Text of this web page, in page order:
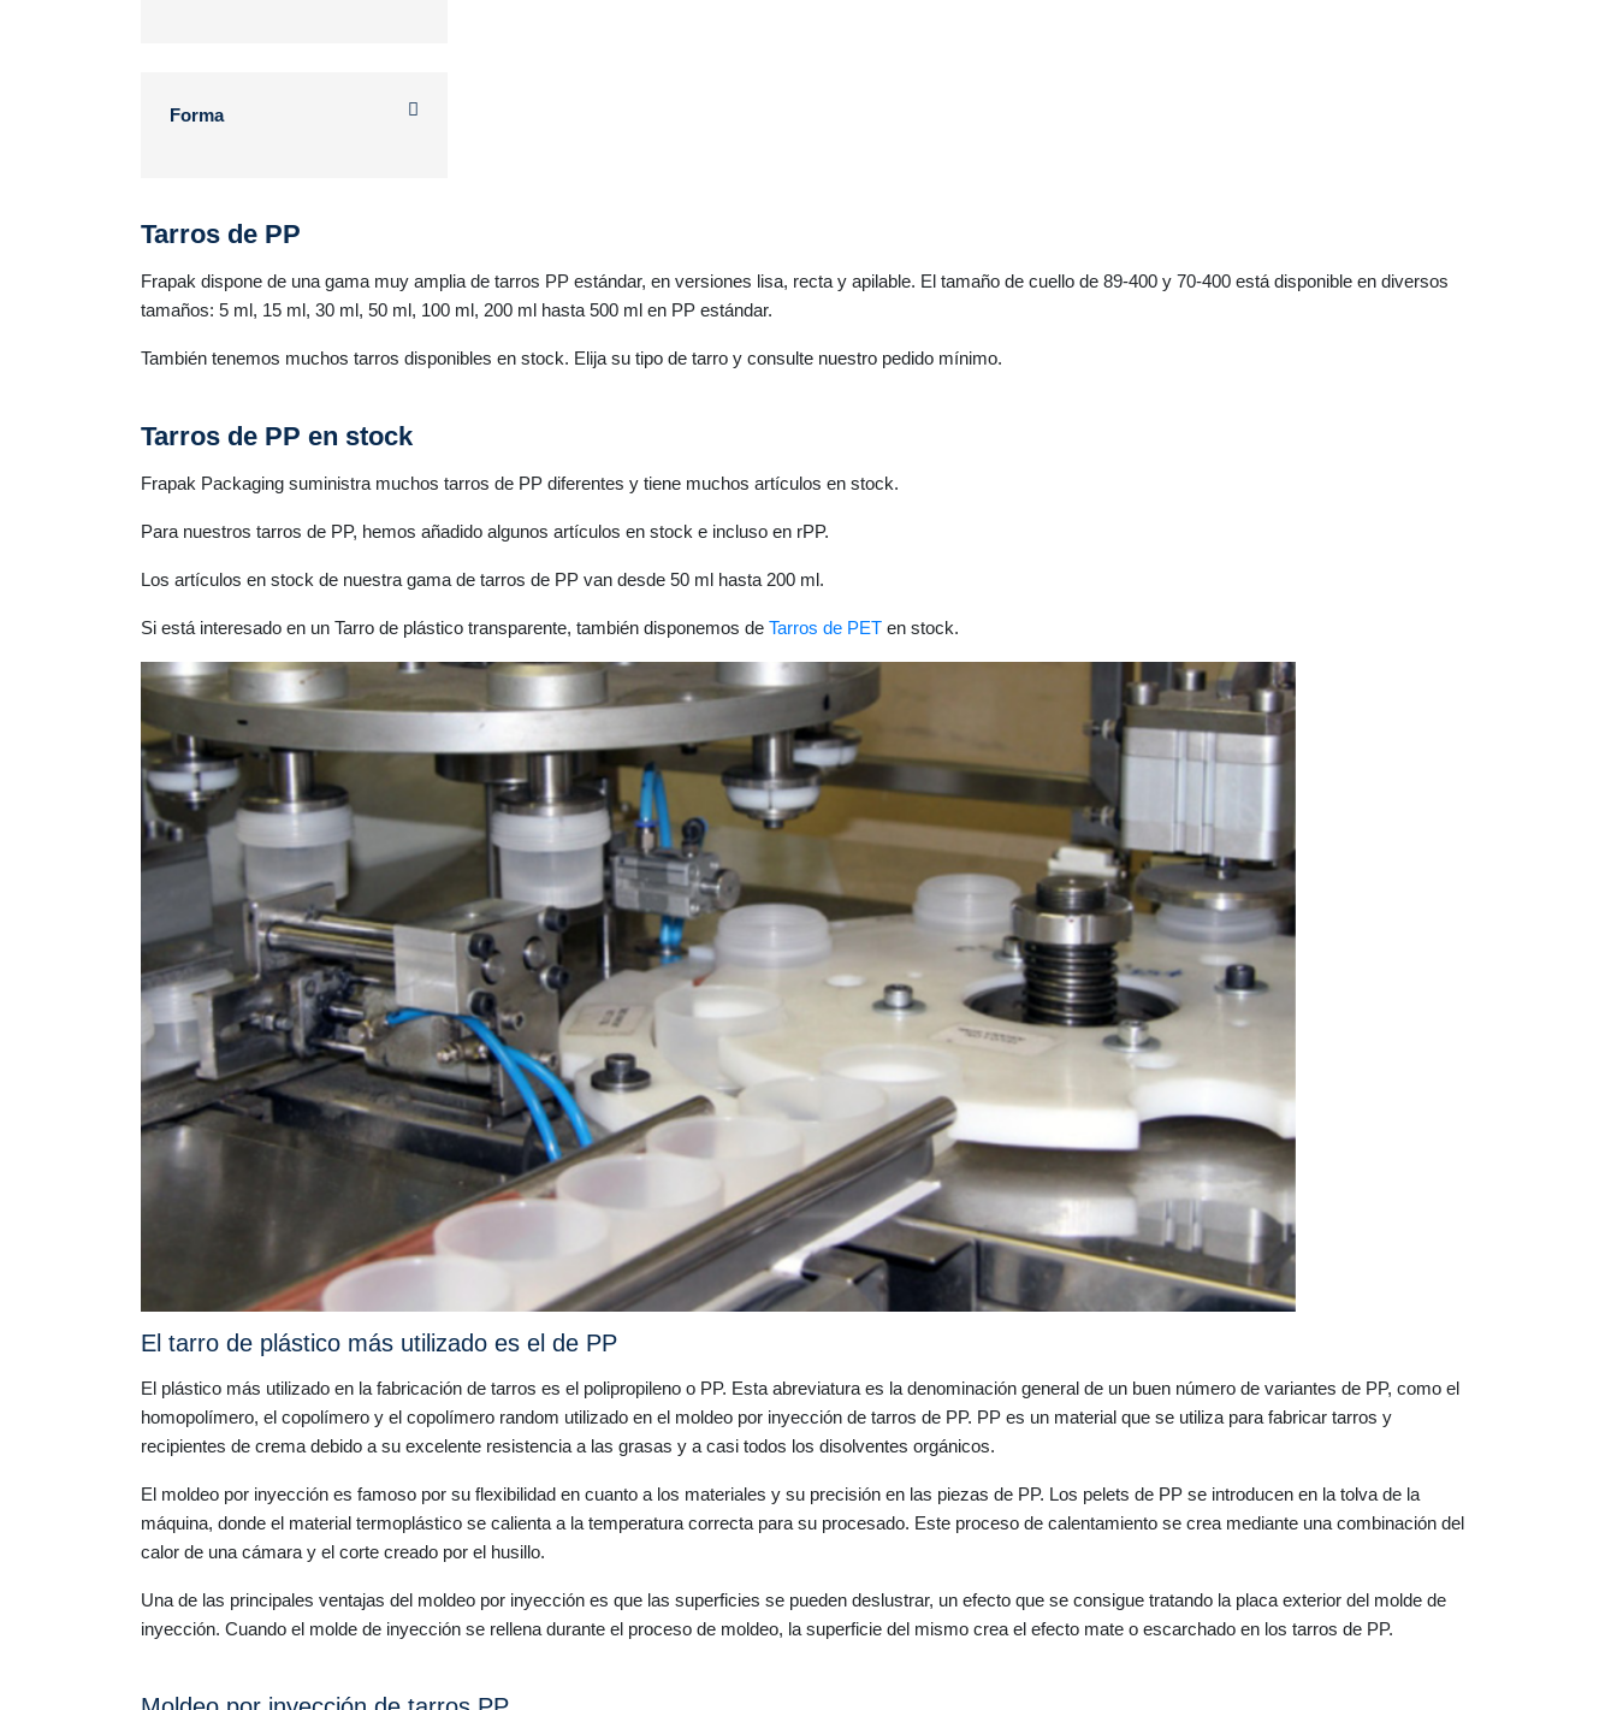
Forma
Tarros de PP
Frapak dispone de una gama muy amplia de tarros PP estándar, en versiones lisa, recta y apilable. El tamaño de cuello de 89-400 y 70-400 está disponible en diversos
tamaños: 5 ml, 15 ml, 30 ml, 50 ml, 100 ml, 200 ml hasta 500 ml en PP estándar.
También tenemos muchos tarros disponibles en stock. Elija su tipo de tarro y consulte nuestro pedido mínimo.
Tarros de PP en stock
Frapak Packaging suministra muchos tarros de PP diferentes y tiene muchos artículos en stock.
Para nuestros tarros de PP, hemos añadido algunos artículos en stock e incluso en rPP.
Los artículos en stock de nuestra gama de tarros de PP van desde 50 ml hasta 200 ml.
Si está interesado en un Tarro de plástico transparente, también disponemos de Tarros de PET en stock.
El tarro de plástico más utilizado es el de PP
El plástico más utilizado en la fabricación de tarros es el polipropileno o PP. Esta abreviatura es la denominación general de un buen número de variantes de PP, como el
homopolímero, el copolímero y el copolímero random utilizado en el moldeo por inyección de tarros de PP. PP es un material que se utiliza para fabricar tarros y
recipientes de crema debido a su excelente resistencia a las grasas y a casi todos los disolventes orgánicos.
El moldeo por inyección es famoso por su flexibilidad en cuanto a los materiales y su precisión en las piezas de PP. Los pelets de PP se introducen en la tolva de la
máquina, donde el material termoplástico se calienta a la temperatura correcta para su procesado. Este proceso de calentamiento se crea mediante una combinación del
calor de una cámara y el corte creado por el husillo.
Una de las principales ventajas del moldeo por inyección es que las superficies se pueden deslustrar, un efecto que se consigue tratando la placa exterior del molde de
inyección. Cuando el molde de inyección se rellena durante el proceso de moldeo, la superficie del mismo crea el efecto mate o escarchado en los tarros de PP.